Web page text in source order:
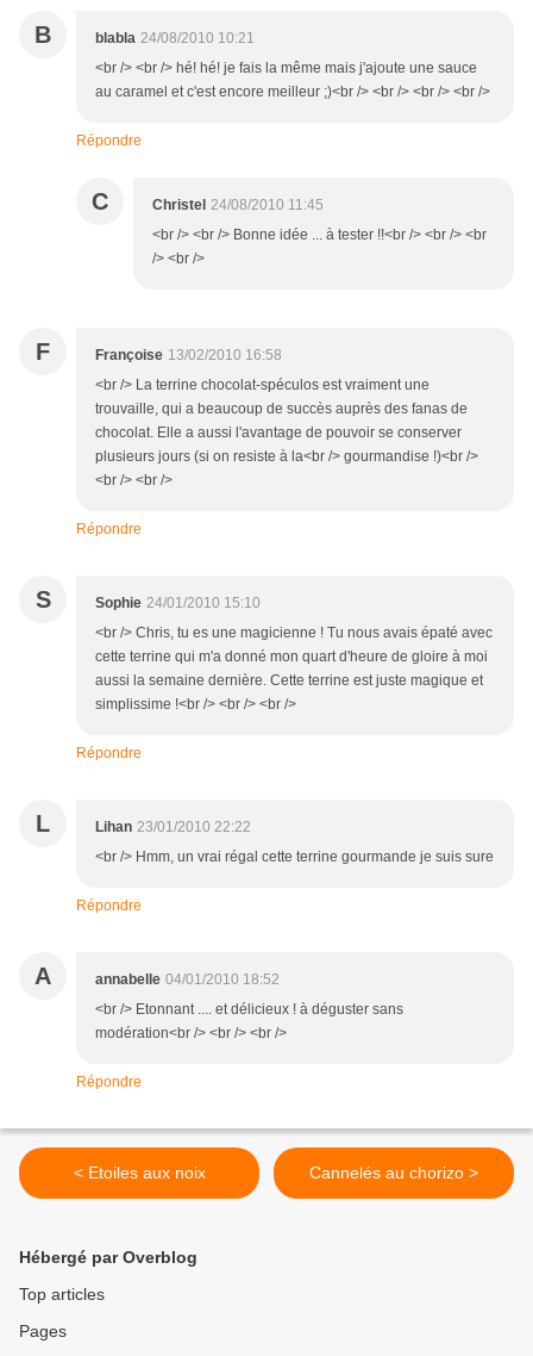
B blabla 24/08/2010 10:21
<br /> <br /> hé! hé! je fais la même mais j'ajoute une sauce
au caramel et c'est encore meilleur ;)<br /> <br /> <br /> <br />
Répondre
C Christel 24/08/2010 11:45
<br /> <br /> Bonne idée ... à tester !!<br /> <br /> <br
/> <br />
F Françoise 13/02/2010 16:58
<br /> La terrine chocolat-spéculos est vraiment une
trouvaille, qui a beaucoup de succès auprès des fanas de
chocolat. Elle a aussi l'avantage de pouvoir se conserver
plusieurs jours (si on resiste à la<br /> gourmandise !)<br />
<br /> <br />
Répondre
S Sophie 24/01/2010 15:10
<br /> Chris, tu es une magicienne ! Tu nous avais épaté avec
cette terrine qui m'a donné mon quart d'heure de gloire à moi
aussi la semaine dernière. Cette terrine est juste magique et
simplissime !<br /> <br /> <br />
Répondre
L Lihan 23/01/2010 22:22
<br /> Hmm, un vrai régal cette terrine gourmande je suis sure
Répondre
A annabelle 04/01/2010 18:52
<br /> Etonnant .... et délicieux ! à déguster sans
modération<br /> <br /> <br />
Répondre
< Etoiles aux noix Cannelés au chorizo >
Hébergé par Overblog
Top articles
Pages